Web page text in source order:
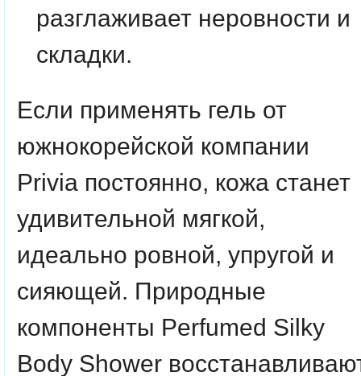
разглаживает неровности и
складки.
Если применять гель от
южнокорейской компании
Privia постоянно, кожа станет
удивительной мягкой,
идеально ровной, упругой и
сияющей. Природные
компоненты Perfumed Silky
Body Shower